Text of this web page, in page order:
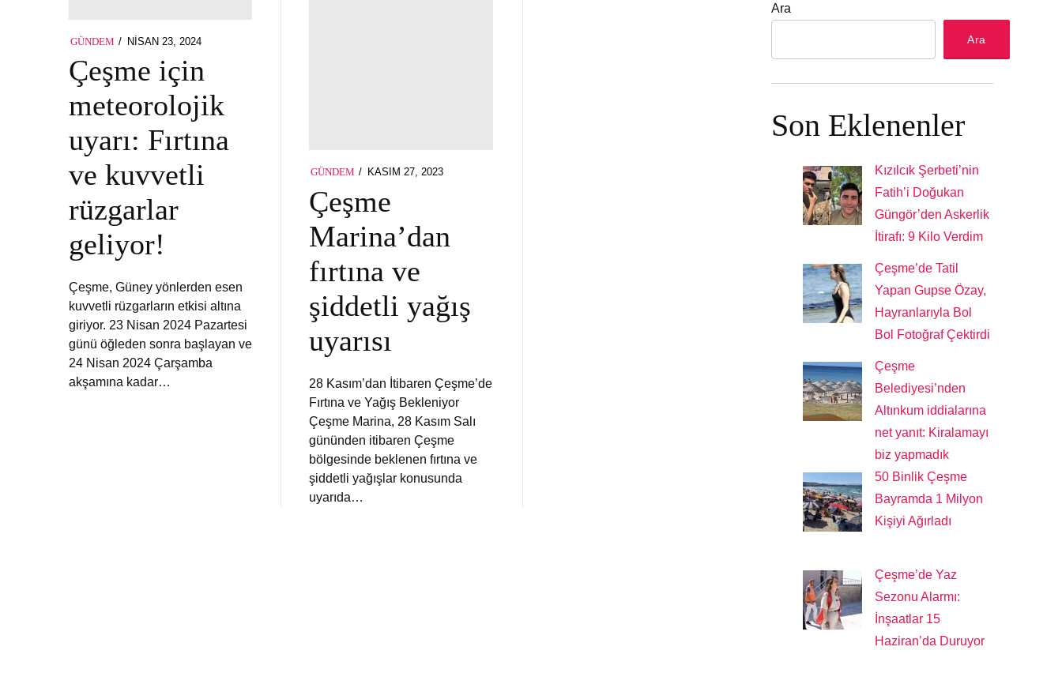
GÜNDEM
POSTED
NISAN 23, 2024
2024
Çeşme için
meteorolojik
uyarı: Fırtına
ve kuvvetli
rüzgarlar
geliyor!
Çeşme, Güney yönlerden esen
kuvvetli rüzgarların etkisi altına
giriyor. 23 Nisan 2024 Pazartesi
günü öğleden sonra başlayan ve
24 Nisan 2024 Çarşamba
akşamına kadar…
GÜNDEM
POSTED
KASIM 27, 2023
Çeşme
Marina’dan
fırtına ve
şiddetli yağış
uyarısı
28 Kasım’dan İtibaren Çeşme’de
Fırtına ve Yağış Bekleniyor
Çeşme Marina, 28 Kasım Salı
gününden itibaren Çeşme
bölgesinde beklenen fırtına ve
şiddetli yağışlar konusunda
uyarıda…
Ara
Ara
Son Eklenenler
Kızılcık Şerbeti’nin
Fatih’i Doğukan
Güngör’den Askerlik
İtirafı: 9 Kilo Verdim
Çeşme’de Tatil
Yapan Gupse Özay,
Hayranlarıyla Bol
Bol Fotoğraf Çektirdi
Çeşme
Belediyesi’nden
Altınkum iddialarına
net yanıt: Kiralamayı
biz yapmadık
50 Binlik Çeşme
Bayramda 1 Milyon
Kişiyi Ağırladı
Çeşme’de Yaz
Sezonu Alarmı:
İnşaatlar 15
Haziran’da Duruyor